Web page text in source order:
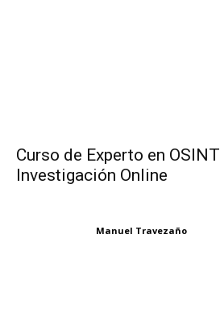
Curso de Experto en
Investigación Online
Manuel Travezaño